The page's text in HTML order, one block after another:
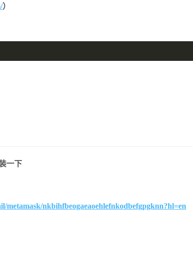
）
一下
metamask/nkbihfbeogaeaoehlefnkodbefgpgknn?hl=en